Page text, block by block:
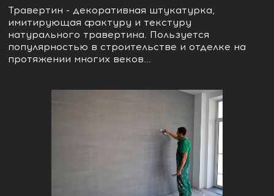
Травертин - декоративная штукатурка,
имитирующая фактуру и текстуру
натурального травертина. Пользуется
популярностью в строительстве и отделке на
протяжении многих веков...